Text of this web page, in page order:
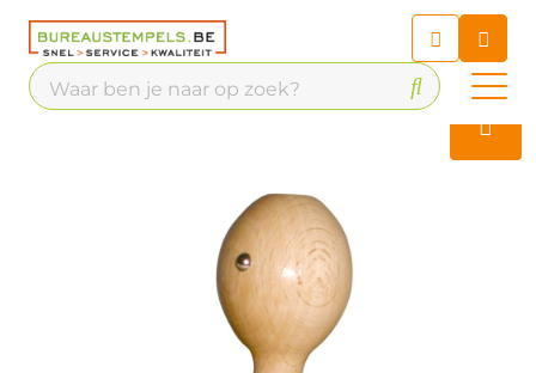
Chat 24/7 met onze chatbot
voor hulp
Contact